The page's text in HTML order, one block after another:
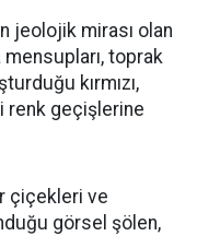
jeolojik mirası olan
toprak
kırmızı,
renk geçişlerine
çiçekleri ve
görsel şölen,